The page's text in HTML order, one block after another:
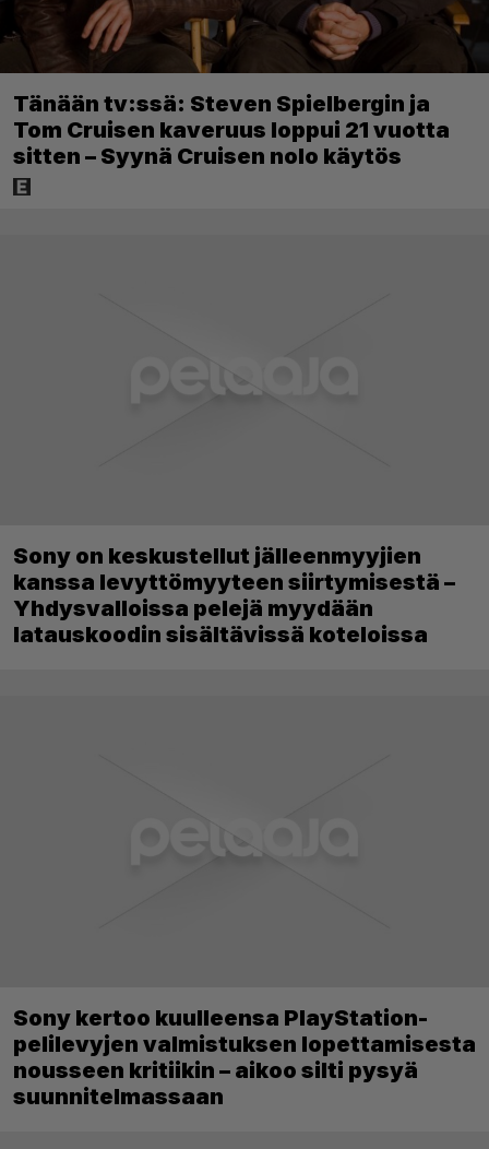
Tänään tv:ssä: Steven Spielbergin ja
Tom Cruisen kaveruus loppui 21 vuotta
sitten – Syynä Cruisen nolo käytös
Sony on keskustellut jälleenmyyjien
kanssa levyttömyyteen siirtymisestä –
Yhdysvalloissa pelejä myydään
latauskoodin sisältävissä koteloissa
Sony kertoo kuulleensa PlayStation-
pelilevyjen valmistuksen lopettamisesta
nousseen kritiikin – aikoo silti pysyä
suunnitelmassaan